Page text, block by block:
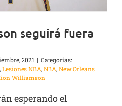
seguirá fuera
2021 | Categorías:
,Lesiones NBA,NBA,New Orleans
Williamson
esperando el